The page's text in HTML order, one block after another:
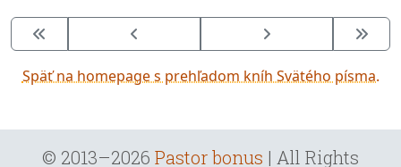
Späť na homepage s prehľadom kníh Svätého písma.
© 2013–2026 Pastor bonus | All Rights